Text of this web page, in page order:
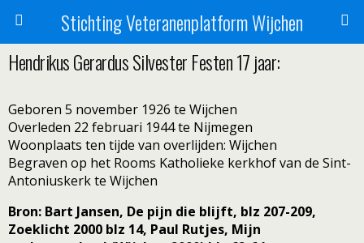
Stichting Veteranenplatform Wijchen
Hendrikus Gerardus Silvester Festen 17 jaar:
Geboren 5 november 1926 te Wijchen
Overleden 22 februari 1944 te Nijmegen
Woonplaats ten tijde van overlijden: Wijchen
Begraven op het Rooms Katholieke kerkhof van de Sint-
Antoniuskerk te Wijchen
Bron: Bart Jansen, De pijn die blijft, blz 207-209,
Zoeklicht 2000 blz 14, Paul Rutjes, Mijn